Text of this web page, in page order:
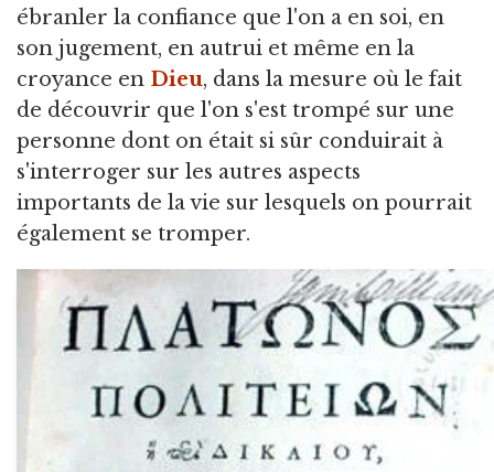
ébranler la confiance que l'on a en soi, en
son jugement, en autrui et même en la
croyance en Dieu, dans la mesure où le fait
de découvrir que l'on s'est trompé sur une
personne dont on était si sûr conduirait à
s'interroger sur les autres aspects
importants de la vie sur lesquels on pourrait
également se tromper.